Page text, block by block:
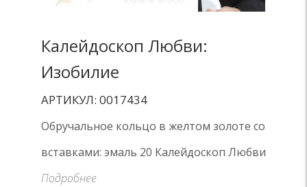
Калейдоскоп Любви:
Изобилие
АРТИКУЛ: 0017434
Обручальное кольцо в желтом золоте со
вставками: эмаль 20 Калейдоскоп Любви
Подробнее